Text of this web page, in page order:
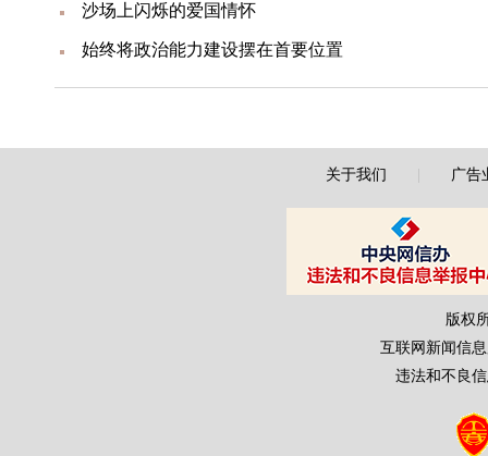
沙场上闪烁的爱国情怀
始终将政治能力建设摆在首要位置
关于我们 广告
版权
互联网新闻信
违法和不良信